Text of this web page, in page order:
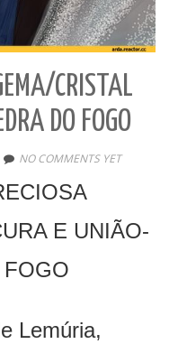
CRISTAL
DO FOGO
NO COMMENTS YET
E UNIÃO-
Lemúria,